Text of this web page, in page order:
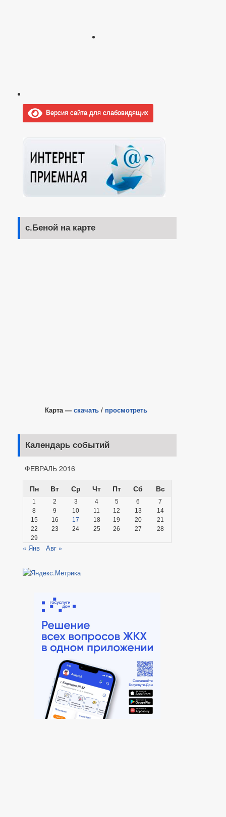
Версия сайта для слабовидящих
с.Беной на карте
Карта — скачать / просмотреть
Календарь событий
ФЕВРАЛЬ 2016
Пн
Вт Ср Чт Пт Сб Вс
1 2 3 4 5 6
7
8
9 10 11 12 13
14
15
16 17 18 19 20
21
22
23 24 25 26 27
28
29
« Янв Авг »